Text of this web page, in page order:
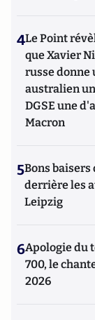
4Le Point
que Xavier
russe donne
australien
DGSE une
Macron
5Bons baisers
derrière les
Leipzig
6Apologie du
700, le
2026